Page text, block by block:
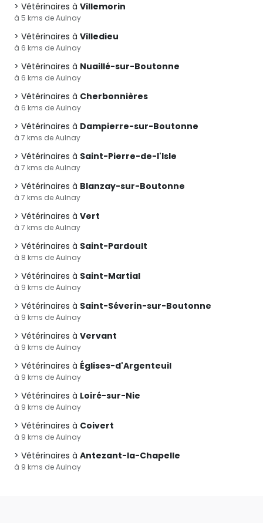
Vétérinaires à Villemorin
à 5 kms de Aulnay
Vétérinaires à Villedieu
à 6 kms de Aulnay
Vétérinaires à Nuaillé-sur-Boutonne
à 6 kms de Aulnay
Vétérinaires à Cherbonnières
à 6 kms de Aulnay
Vétérinaires à Dampierre-sur-Boutonne
à 7 kms de Aulnay
Vétérinaires à Saint-Pierre-de-l'Isle
à 7 kms de Aulnay
Vétérinaires à Blanzay-sur-Boutonne
à 7 kms de Aulnay
Vétérinaires à Vert
à 7 kms de Aulnay
Vétérinaires à Saint-Pardoult
à 8 kms de Aulnay
Vétérinaires à Saint-Martial
à 9 kms de Aulnay
Vétérinaires à Saint-Séverin-sur-Boutonne
à 9 kms de Aulnay
Vétérinaires à Vervant
à 9 kms de Aulnay
Vétérinaires à Églises-d'Argenteuil
à 9 kms de Aulnay
Vétérinaires à Loiré-sur-Nie
à 9 kms de Aulnay
Vétérinaires à Coivert
à 9 kms de Aulnay
Vétérinaires à Antezant-la-Chapelle
à 9 kms de Aulnay